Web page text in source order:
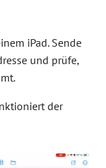
iPad. Sende
und prüfe,
der